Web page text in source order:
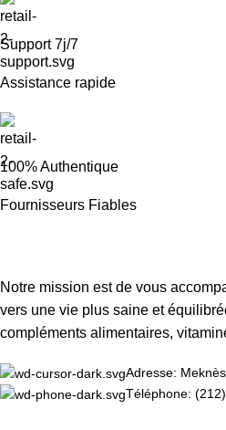
Support 7j/7
Assistance rapide
100% Authentique
Fournisseurs Fiables
Notre mission est de vous
vers une vie plus saine et
compléments alimentaires,
Adresse: Meknès
Téléphone: